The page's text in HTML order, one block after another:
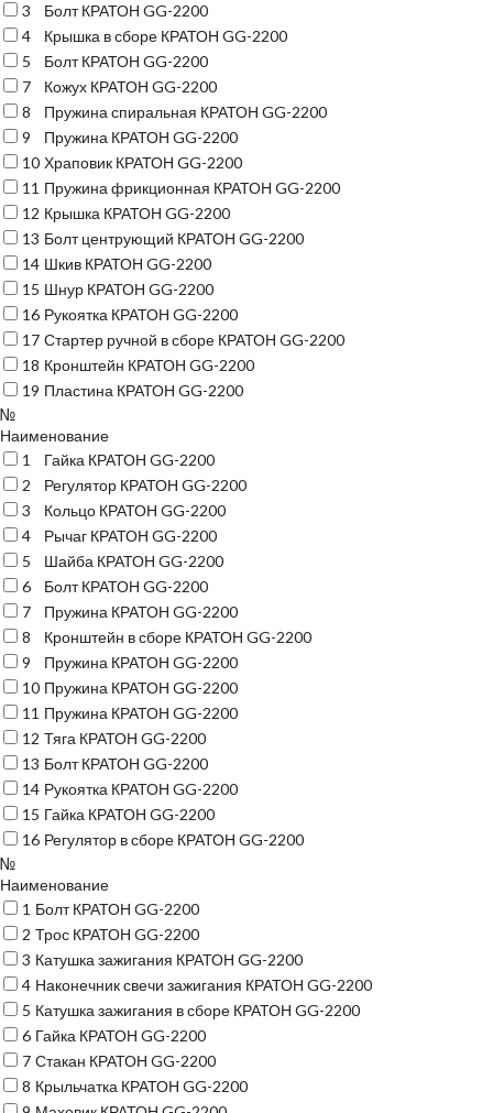
3
Болт КРАТОН GG-2200
4
Крышка в сборе КРАТОН GG-2200
5
Болт КРАТОН GG-2200
7
Кожух КРАТОН GG-2200
8
Пружина спиральная КРАТОН GG-2200
9
Пружина КРАТОН GG-2200
10 Храповик КРАТОН GG-2200
11 Пружина фрикционная КРАТОН GG-2200
12 Крышка КРАТОН GG-2200
13 Болт центрующий КРАТОН GG-2200
14 Шкив КРАТОН GG-2200
15 Шнур КРАТОН GG-2200
16 Рукоятка КРАТОН GG-2200
17 Стартер ручной в сборе КРАТОН GG-2200
18 Кронштейн КРАТОН GG-2200
19 Пластина КРАТОН GG-2200
№
Наименование
1
Гайка КРАТОН GG-2200
2
Регулятор КРАТОН GG-2200
3
Кольцо КРАТОН GG-2200
4
Рычаг КРАТОН GG-2200
5
Шайба КРАТОН GG-2200
6
Болт КРАТОН GG-2200
7
Пружина КРАТОН GG-2200
8
Кронштейн в сборе КРАТОН GG-2200
9
Пружина КРАТОН GG-2200
10 Пружина КРАТОН GG-2200
11 Пружина КРАТОН GG-2200
12 Тяга КРАТОН GG-2200
13 Болт КРАТОН GG-2200
14 Рукоятка КРАТОН GG-2200
15 Гайка КРАТОН GG-2200
16 Регулятор в сборе КРАТОН GG-2200
№
Наименование
1 Болт КРАТОН GG-2200
2 Трос КРАТОН GG-2200
3 Катушка зажигания КРАТОН GG-2200
4 Наконечник свечи зажигания КРАТОН GG-2200
5 Катушка зажигания в сборе КРАТОН GG-2200
6 Гайка КРАТОН GG-2200
7 Стакан КРАТОН GG-2200
8 Крыльчатка КРАТОН GG-2200